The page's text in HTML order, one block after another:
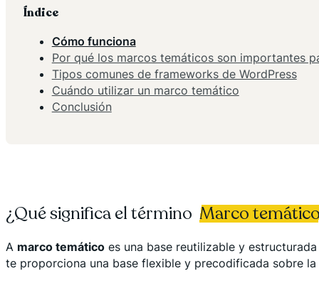
¿Qué significa el término Marco
A marco temático es una base reutilizable y
te proporciona una base flexible y precodificada sobre
Índice
Cómo funciona
Por qué los marcos temáticos son importantes
Tipos comunes de frameworks de WordPress
Cuándo utilizar un marco temático
Conclusión